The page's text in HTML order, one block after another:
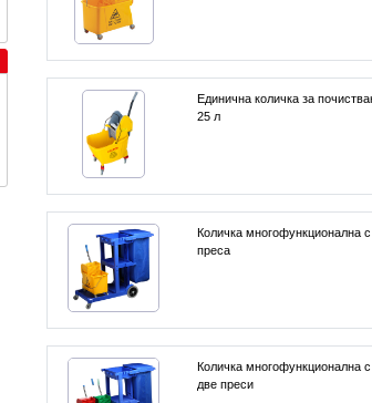
Единична количка за
25 л
Количка многофункционална
преса
Количка многофункционална
две преси